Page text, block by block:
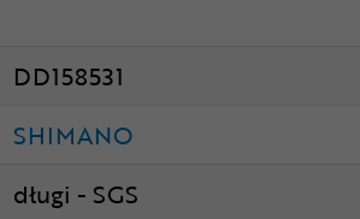
DD158531
SHIMANO
długi - SGS